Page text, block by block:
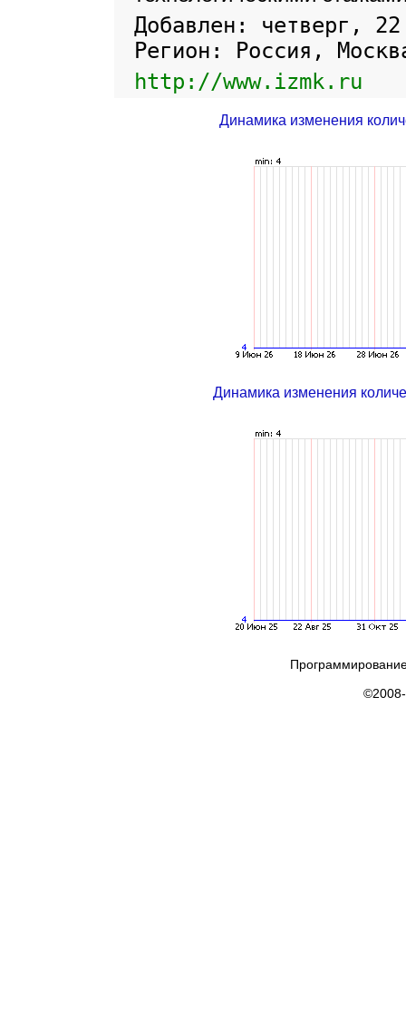
Добавлен: четверг,
Регион: Россия,
http://www.izmk.ru
Динамика изменения
Динамика изменения